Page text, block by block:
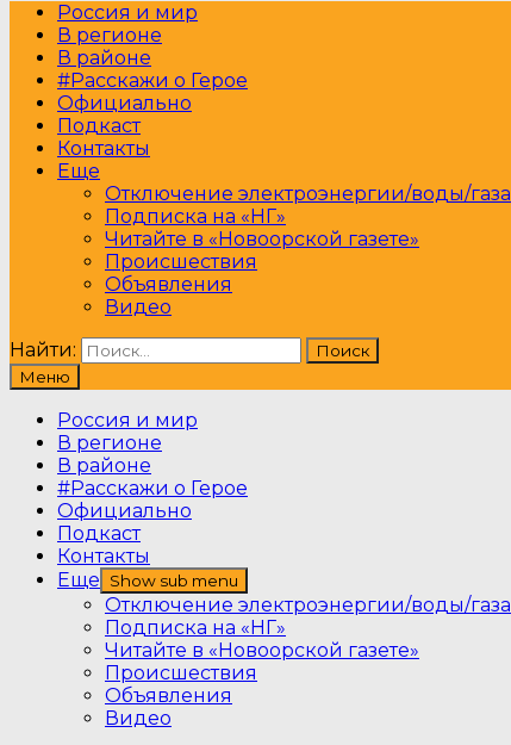
Россия и мир
В регионе
В районе
#Расскажи о Герое
Официально
Подкаст
Контакты
Еще
Отключение электроэнергии/воды/газа
Подписка на «НГ»
Читайте в «Новоорской газете»
Происшествия
Объявления
Видео
Найти:
Меню
Россия и мир
В регионе
В районе
#Расскажи о Герое
Официально
Подкаст
Контакты
Еще
Show sub menu
Отключение электроэнергии/воды/газа
Подписка на «НГ»
Читайте в «Новоорской газете»
Происшествия
Объявления
Видео